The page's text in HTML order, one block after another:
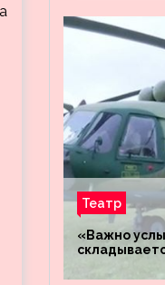
Театр
«Важно
«Днепр» и